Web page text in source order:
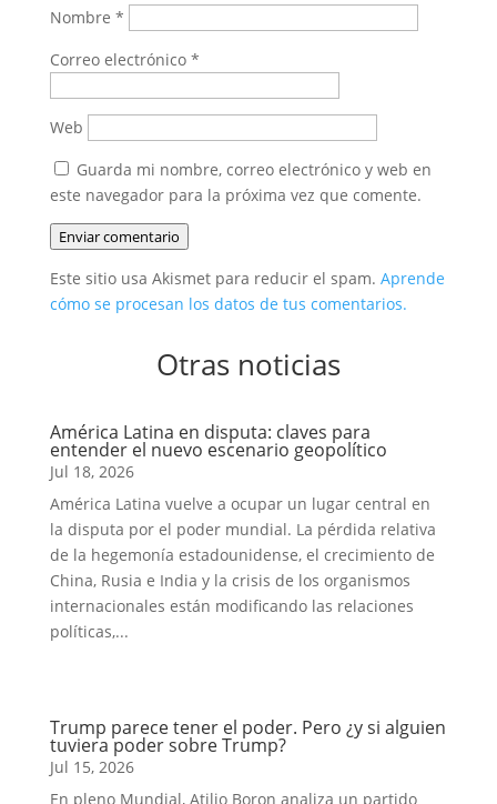
Nombre *
Correo electrónico *
Web
Guarda mi nombre, correo electrónico y web en
este navegador para la próxima vez que comente.
Enviar comentario
Este sitio usa Akismet para reducir el spam. Aprende
cómo se procesan los datos de tus comentarios.
Otras noticias
América Latina en disputa: claves para
entender el nuevo escenario geopolítico
Jul 18, 2026
América Latina vuelve a ocupar un lugar central en
la disputa por el poder mundial. La pérdida relativa
de la hegemonía estadounidense, el crecimiento de
China, Rusia e India y la crisis de los organismos
internacionales están modificando las relaciones
políticas,...
Trump parece tener el poder. Pero ¿y si alguien
tuviera poder sobre Trump?
Jul 15, 2026
En pleno Mundial, Atilio Boron analiza un partido